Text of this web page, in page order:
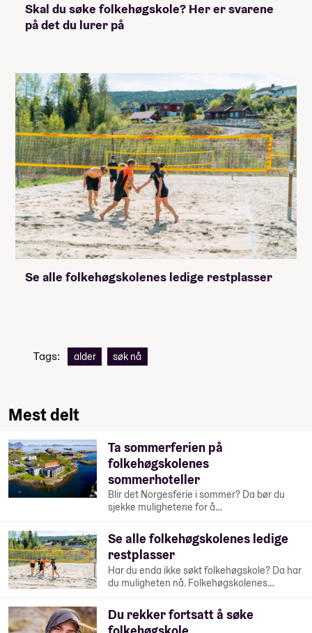
Skal du søke folkehøgskole? Her er svarene
på det du lurer på
Se alle folkehøgskolenes ledige restplasser
Tags: alder søk nå
Mest delt
Ta sommerferien på
folkehøgskolenes
sommerhoteller
Blir det Norgesferie i sommer? Da bør du
sjekke mulighetene for å…
Se alle folkehøgskolenes ledige
restplasser
Har du enda ikke søkt folkehøgskole? Da har
du muligheten nå. Folkehøgskolenes…
Du rekker fortsatt å søke